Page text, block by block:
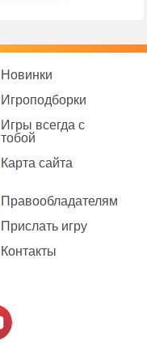
Новинки
Игроподборки
Игры всегда с
тобой
Карта сайта
Правообладателям
Прислать игру
Контакты